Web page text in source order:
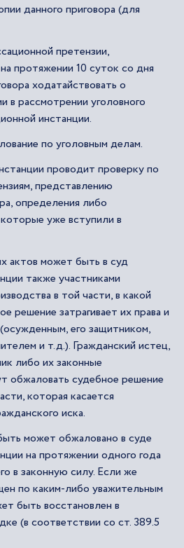
данного приговора (для
претензии,
протяжении 10 суток со дня
ходатайствовать о
в рассмотрении уголовного
инстанции.
по уголовным делам.
проводит проверку по
представлению
определения либо
уже вступили в
актов может быть в суд
также участниками
в той части, в какой
решение затрагивает их права и
его защитником,
и т.д.). Гражданский истец,
либо их законные
обжаловать судебное решение
которая касается
иска.
может обжаловано в суде
на протяжении одного года
в законную силу. Если же
по каким-либо уважительным
быть восстановлен в
(в соответствии со ст. 389.5